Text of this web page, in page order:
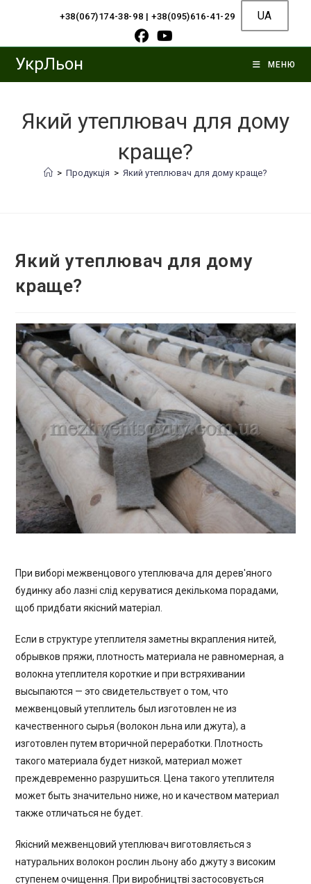
+38(067)174-38-98 |+38(095)616-41-29 UA
УкрЛьон МЕНЮ
Який утеплювач для дому
краще?
> Продукція > Який утеплювач для дому краще?
Який утеплювач для дому
краще?
При виборі межвенцового утеплювача для дерев'яного
будинку або лазні слід керуватися декількома порадами,
щоб придбати якісний матеріал.
Если в структуре утеплителя заметны вкрапления нитей,
обрывков пряжи, плотность материала не равномерная, а
волокна утеплителя короткие и при встряхивании
высыпаются — это свидетельствует о том, что
межвенцовый утеплитель был изготовлен не из
качественного сырья (волокон льна или джута), а
изготовлен путем вторичной переработки. Плотность
такого материала будет низкой, материал может
преждевременно разрушиться. Цена такого утеплителя
может быть значительно ниже, но и качеством материал
также отличаться не будет.
Якісний межвенцовий утеплювач виготовляється з
натуральних волокон рослин льону або джуту з високим
ступенем очищення. При виробництві застосовується